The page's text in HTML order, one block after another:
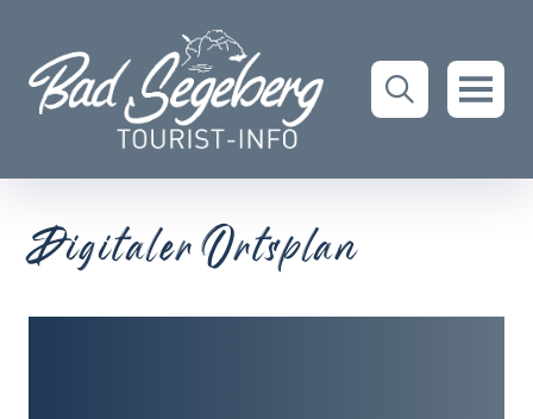
Digitaler Ortsplan